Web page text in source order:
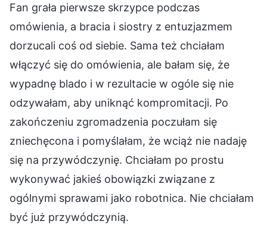
Fan grała pierwsze skrzypce podczas
omówienia, a bracia i siostry z entuzjazmem
dorzucali coś od siebie. Sama też chciałam
włączyć się do omówienia, ale bałam się, że
wypadnę blado i w rezultacie w ogóle się nie
odzywałam, aby uniknąć kompromitacji. Po
zakończeniu zgromadzenia poczułam się
zniechęcona i pomyślałam, że wciąż nie nadaję
się na przywódczynię. Chciałam po prostu
wykonywać jakieś obowiązki związane z
ogólnymi sprawami jako robotnica. Nie chciałam
być już przywódczynią.